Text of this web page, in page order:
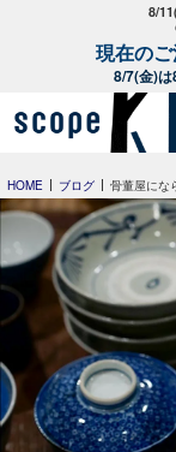
8/
現在の
8/7(金)
HOME ブログ 骨董屋にな